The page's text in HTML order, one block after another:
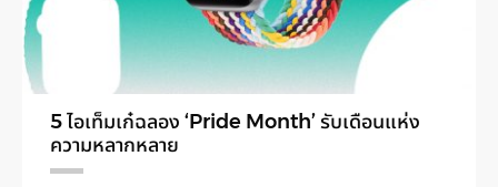
5 ไอเท็มเก๋ฉลอง ‘Pride Month’ รับเดือนแห่ง
ความหลากหลาย